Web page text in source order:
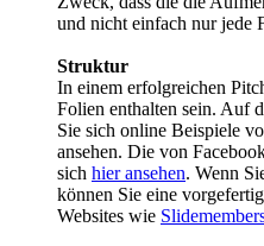
und nicht einfach nur jede
Struktur
In einem erfolgreichen
Folien enthalten sein. Auf
Sie sich online Beispiele
ansehen. Die von
sich hier ansehen. Wenn
können Sie eine
Websites wie